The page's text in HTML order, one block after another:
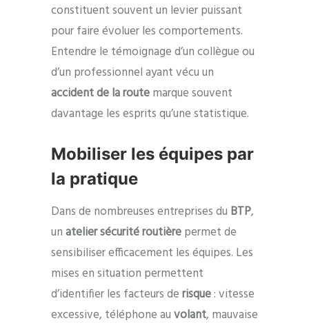
constituent souvent un levier puissant
pour faire évoluer les comportements.
Entendre le témoignage d’un collègue ou
d’un professionnel ayant vécu un
accident de la routemarque souvent
davantage les esprits qu’une statistique.
Mobiliser les équipes par
la pratique
Dans de nombreuses entreprises du BTP,
unatelier sécurité routièrepermet de
sensibiliser efficacement les équipes. Les
mises en situation permettent
d’identifier les facteurs derisque: vitesse
excessive, téléphone auvolant, mauvaise